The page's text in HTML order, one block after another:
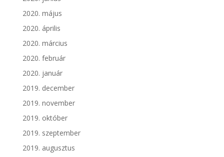
2020. május
2020. április
2020. március
2020. február
2020. január
2019. december
2019. november
2019. október
2019. szeptember
2019. augusztus